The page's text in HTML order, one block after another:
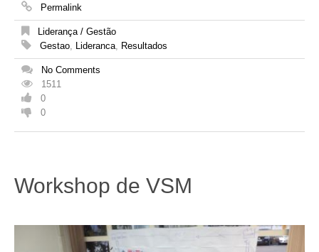
Permalink
Liderança / Gestão
Gestao, Lideranca, Resultados
No Comments
1511
0
0
Workshop de VSM